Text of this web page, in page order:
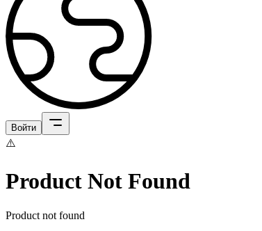
Войти
⚠️
Product Not Found
Product not found